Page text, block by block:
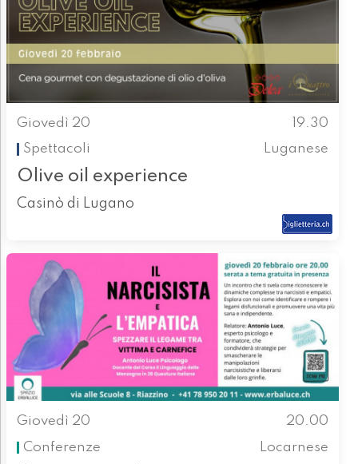
Giovedì 20
19.30
Spettacoli
Luganese
Olive oil experience
Casinò di Lugano
Giovedì 20
20.00
Conferenze
Locarnese